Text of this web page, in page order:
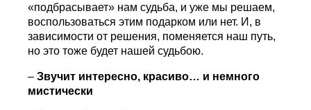
«подбрасывает» нам судьба, и уже мы решаем,
воспользоваться этим подарком или нет. И, в
зависимости от решения, поменяется наш путь,
но это тоже будет нашей судьбою.
–Звучит интересно, красиво… и немного
мистически